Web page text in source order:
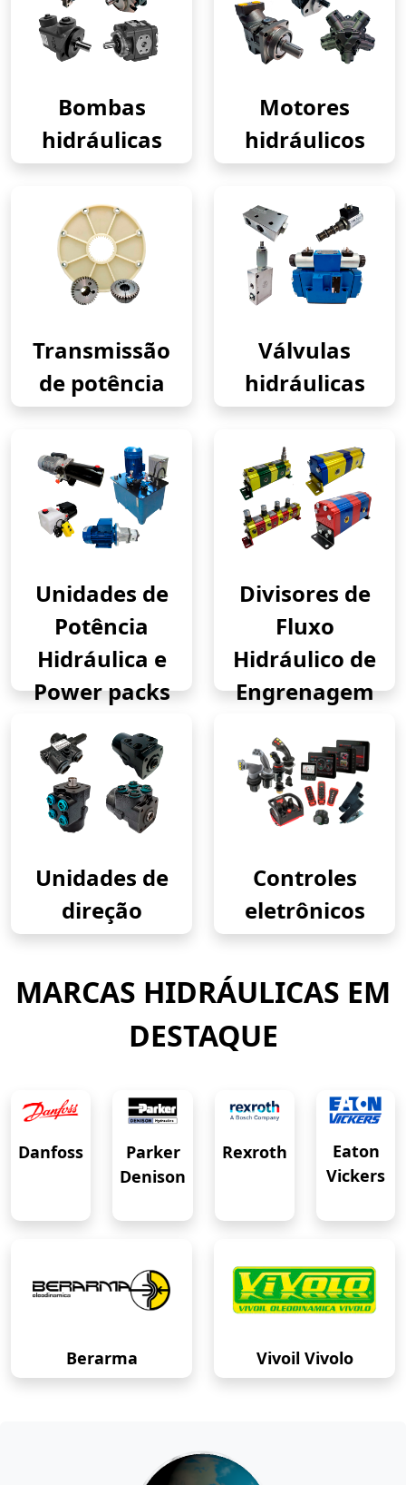
Bombas
hidráulicas
Motores
hidráulicos
Transmissão
de potência
Válvulas
hidráulicas
Unidades de
Potência
Hidráulica e
Power packs
Divisores de
Fluxo
Hidráulico de
Engrenagem
Unidades de
direção
Controles
eletrônicos
MARCAS HIDRÁULICAS EM
DESTAQUE
Danfoss
Parker
Denison
Rexroth
Eaton
Vickers
Berarma Vivoil Vivolo